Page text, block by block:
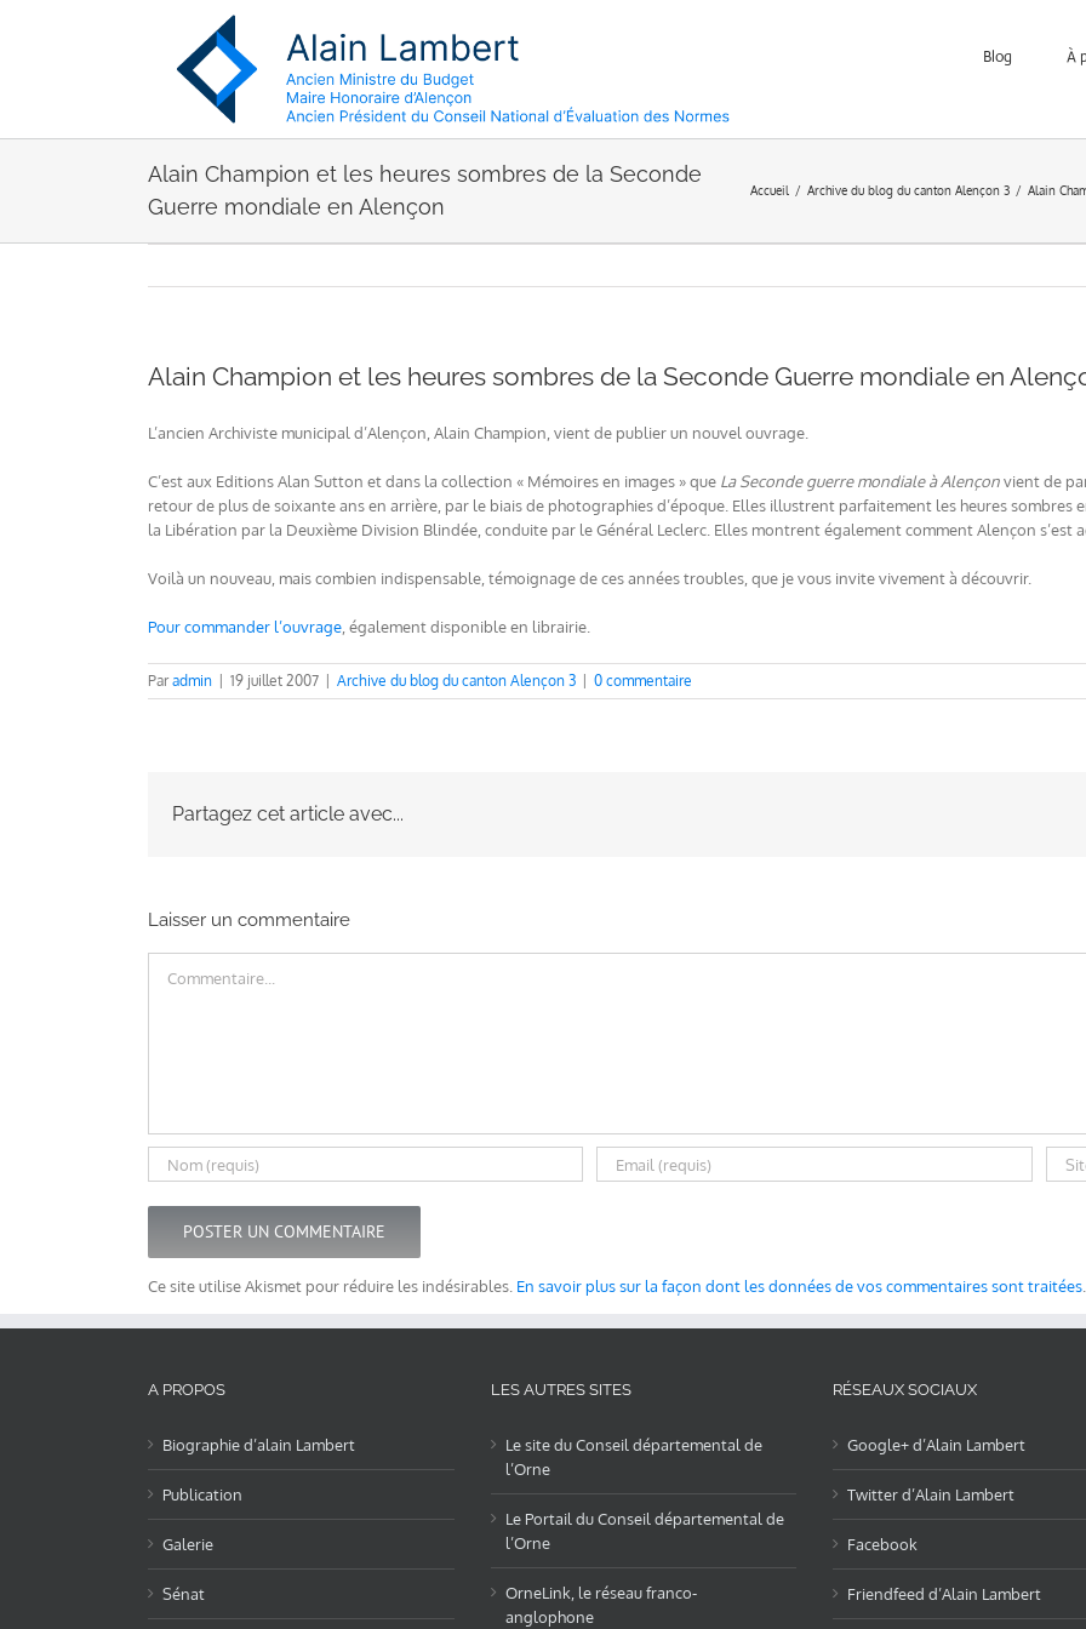
Blog À
Alain Champion et les heures sombres de la Seconde
Guerre mondiale en Alençon
Accueil Archive du blog du canton Alençon 3 Alain
Alain Champion et les heures sombres de la Seconde Guerre mondiale en
L’ancien Archiviste municipal d’Alençon, Alain Champion, vient de publier un nouvel ouvrage.
C’est aux Editions Alan Sutton et dans la collection « Mémoires en images » que La Seconde guerre mondiale à Alençonvient de
retour de plus de soixante ans en arrière, par le biais de photographies d’époque. Elles illustrent parfaitement les heures sombres
la Libération par la Deuxième Division Blindée, conduite par le Général Leclerc. Elles montrent également comment Alençon s’est
Voilà un nouveau, mais combien indispensable, témoignage de ces années troubles, que je vous invite vivement à découvrir.
Pour commander l’ouvrage , également disponible en librairie.
Paradmin 19 juillet 2007 Archive du blog du canton Alençon 3 0 commentaire
Partagez cet article avec...
Laisser un commentaire
Ce site utilise Akismet pour réduire les indésirables. En savoir plus sur la façon dont les données de vos commentaires sont traitées
A PROPOS
Biographie d’alain Lambert
Publication
Galerie
Sénat
LES AUTRES SITES
Le site du Conseil départemental de
l’Orne
Le Portail du Conseil départemental de
l’Orne
OrneLink, le réseau franco-
anglophone
RÉSEAUX SOCIAUX
Google+ d’Alain Lambert
Twitter d’Alain Lambert
Facebook
Friendfeed d’Alain Lambert